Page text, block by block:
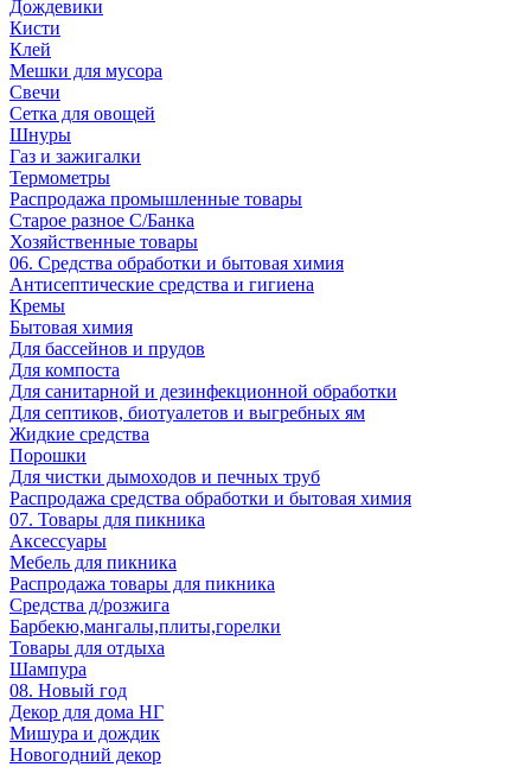
Дождевики
Кисти
Клей
Мешки для мусора
Свечи
Сетка для овощей
Шнуры
Газ и зажигалки
Термометры
Распродажа промышленные товары
Старое разное С/Банка
Хозяйственные товары
06. Средства обработки и бытовая химия
Антисептические средства и гигиена
Кремы
Бытовая химия
Для бассейнов и прудов
Для компоста
Для санитарной и дезинфекционной обработки
Для септиков, биотуалетов и выгребных ям
Жидкие средства
Порошки
Для чистки дымоходов и печных труб
Распродажа средства обработки и бытовая химия
07. Товары для пикника
Аксессуары
Мебель для пикника
Распродажа товары для пикника
Средства д/розжига
Барбекю,мангалы,плиты,горелки
Товары для отдыха
Шампура
08. Новый год
Декор для дома НГ
Мишура и дождик
Новогодний декор